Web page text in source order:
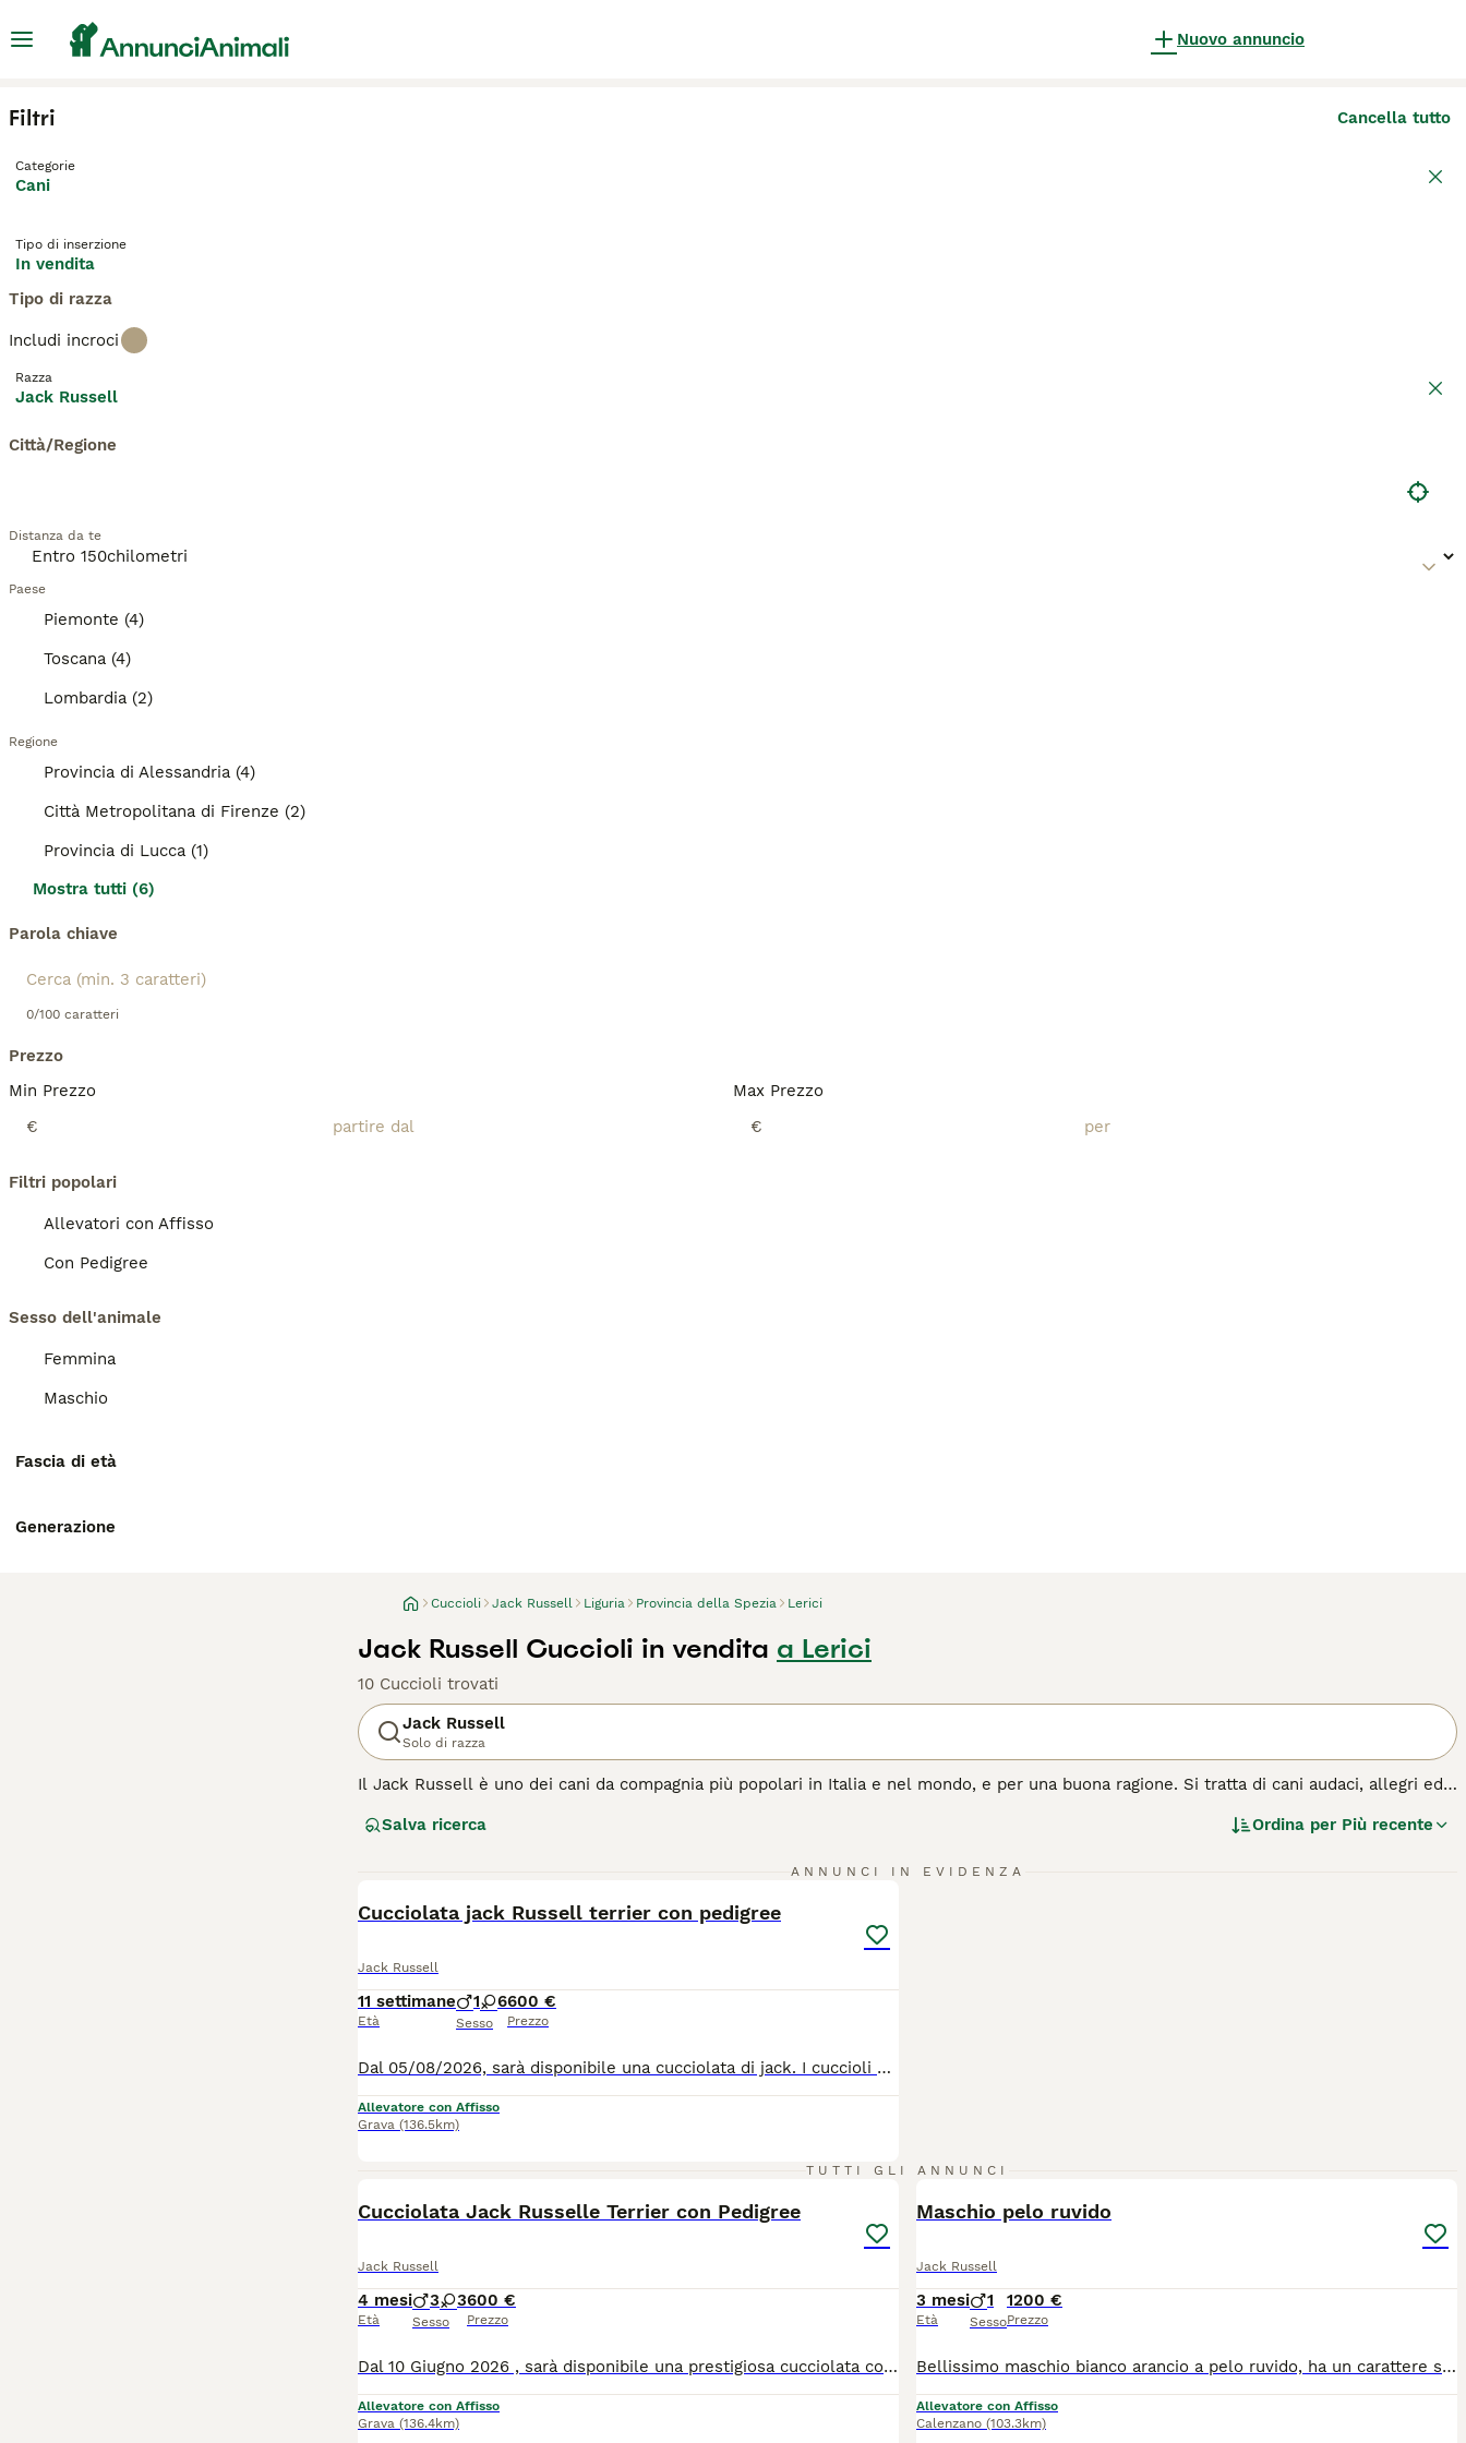
Nuovo annuncio
Filtri Cancella tutto
Categorie
Cani
Tipo di inserzione
In vendita
Tipo di razza
Includi incroci
Razza
Jack Russell
Città/Regione
Distanza da te
Paese
Piemonte (4)
Toscana (4)
Lombardia (2)
Regione
Provincia di Alessandria (4)
Città Metropolitana di Firenze (2)
Provincia di Lucca (1)
Mostra tutti (6)
Parola chiave
0/100 caratteri
Prezzo
Min Prezzo
€
Max Prezzo
€
Filtri popolari
Allevatori con Affisso
Con Pedigree
Sesso dell'animale
Femmina
Maschio
Fascia di età
Generazione
Cuccioli Jack Russell Liguria Provincia della Spezia Lerici
Jack Russell Cuccioli in vendita a Lerici
10 Cuccioli trovati
Jack Russell
Solo di razza
Il Jack Russell è uno dei cani da compagnia più popolari in Italia e nel mondo, e per una buona ragione. Si tratta di cani audaci, allegri ed
esercizio fisico e stimolazione mentale per essere cani veramente felici e appagati.
per informazioni su questa razza di cane.
Salva ricerca Ordina per Più recente
ANNUNCI IN EVIDENZA
Cucciolata jack Russell terrier con pedigree
Jack Russell
11 settimane
Età
1 6
Sesso
600 €
Prezzo
Dal 05/08/2026, sarà disponibile una cucciolata di jack. I cuccioli saranno consegnati, con Loi, libretto sanitario, due vaccini . Hanno effettuato trattamenti per i vermi, antiparassitario , e prevenzione filaria,tutto riportato sul loro libretto sanitario. Genitori visibili. Per qualsiasi informazione, ci potete scrivere sul sito come primo contatto, per il resto delle informazioni contattatemi al numero di telefono comunicatovi, diversamente non rispondiamo, non sono oggetti , ma creature viventi . È un nostro dovere sapere con chi abbiamo a che fare, e un vostro diritto sapere con chi avete a che fare, anche se il sito vi fa tutte le informazioni veritiere e importanti. Vi aspettiamo , per una visita alla cucciolata, senza impegno.
Allevatore con Affisso
Grava (136.5km)
TUTTI GLI ANNUNCI
Cucciolata Jack Russelle Terrier con Pedigree
Jack Russell
4 mesi
Età
3 3
Sesso
600 €
Prezzo
Dal 10 Giugno 2026 , sarà disponibile una prestigiosa cucciolata con Pedigree. I cuccioli saranno consegnati, con 2 vaccinazioni, libretto sanitario, microchip controllo veterinario, trattamento antiparassitario, saranno sverminati e prevenzione filaria. Per qualsiasi altra informazione contattateci, non esitate a prenotare un appuntamento per vedere la cucciolata e i genitori, cosa che vi consiglio, senza impegno.
Allevatore con Affisso
Grava (136.4km)
Maschio pelo ruvido
Jack Russell
3 mesi
Età
1
Sesso
1200 €
Prezzo
Bellissimo maschio bianco arancio a pelo ruvido, ha un carattere socievole e equilibrato, già bravissimo al guinzaglio e in casa!!! Nato e cresciuto in ambiente familiare. Allevo questa razza da oltre 10 anni con passione e amore. Verrà consegnato con ciclo vaccinale completo, trattato con antiparassitario e kit puppy!!!
Allevatore con Affisso
Calenzano (103.3km)